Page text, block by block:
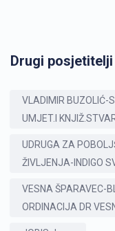
Drugi
VLADIMIR BUZOLIĆ-
UMJET.I
UDRUGA ZA
ŽIVLJENJA-INDIGO
VESNA ŠPARAVEC-
ORDINACIJA DR